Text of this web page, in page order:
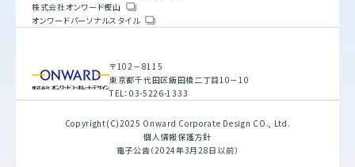
〒102－8115
東京都千代田区飯田橋二丁目10－10
TEL：03-5226-1333
具体的な取り組みと目標
会社概要
人権方針
調達指針
株式会社オンワード樫山
オンワードパーソナルスタイル
Copyright(C)2025 Onward Corporate Design CO., Ltd.
個人情報保護方針
電子公告（2024年3月28日以前）